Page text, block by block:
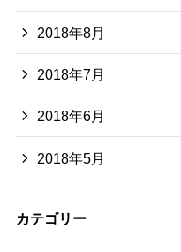
2018年8月
2018年7月
2018年6月
2018年5月
カテゴリー